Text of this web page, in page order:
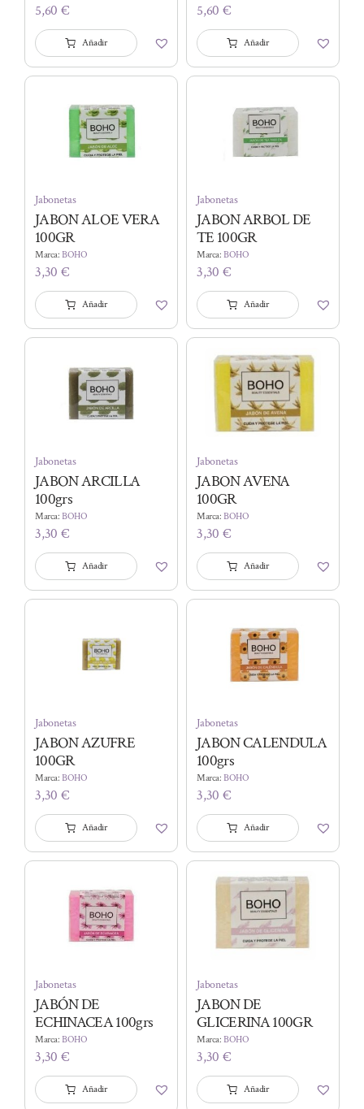
5,60€
Añadir
5,60€
Añadir
Jabonetas
JABON ALOE VERA
100GR
Marca:BOHO
3,30€
Añadir
Jabonetas
JABON ARBOL DE
TE 100GR
Marca:BOHO
3,30€
Añadir
Jabonetas
JABON ARCILLA
100grs
Marca:BOHO
3,30€
Añadir
Jabonetas
JABON AVENA
100GR
Marca:BOHO
3,30€
Añadir
Jabonetas
JABON AZUFRE
100GR
Marca:BOHO
3,30€
Añadir
Jabonetas
JABON CALENDULA
100grs
Marca:BOHO
3,30€
Añadir
Jabonetas
JABÓN DE
ECHINACEA 100grs
Marca:BOHO
3,30€
Añadir
Jabonetas
JABON DE
GLICERINA 100GR
Marca:BOHO
3,30€
Añadir